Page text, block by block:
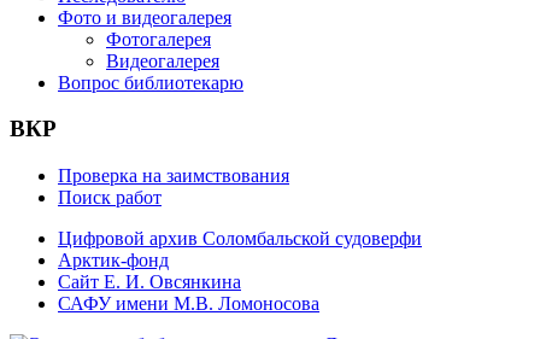
Фото и видеогалерея
Фотогалерея
Видеогалерея
Вопрос библиотекарю
ВКР
Проверка на заимствования
Поиск работ
Цифровой архив Соломбальской судоверфи
Арктик-фонд
Сайт Е. И. Овсянкина
САФУ имени М.В. Ломоносова